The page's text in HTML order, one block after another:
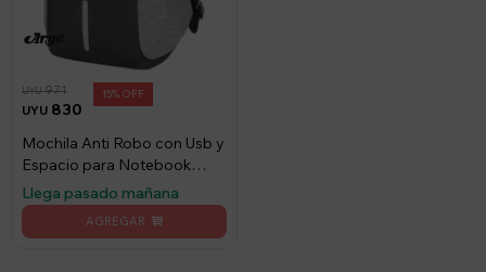
UYU 830
UYU971 15
Mochila Anti Robo con Usb y
Espacio para Notebook
Arye - Negro
Llega pasado mañana